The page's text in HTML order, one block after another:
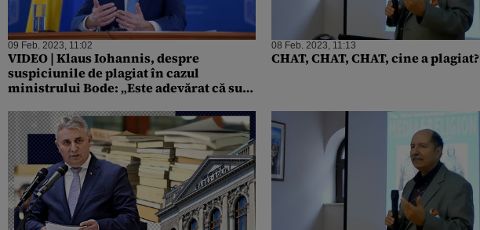
09 Feb. 2023, 11:02
VIDEO | Klaus Iohannis, despre
suspiciunile de plagiat în cazul
ministrului Bode: „Este adevărat că sunt
guvernamentală să se ia o decizie clară”
/ Reacția premierului Nicolae Ciucă
08 Feb. 2023, 11:13
CHAT, CHAT, CHAT, cine a plagiat?